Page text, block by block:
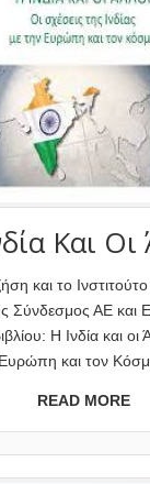
Και Οι
και το
Σύνδεσμος ΑΕ και
Η Ινδία και οι
Ευρώπη και τον
READ MORE